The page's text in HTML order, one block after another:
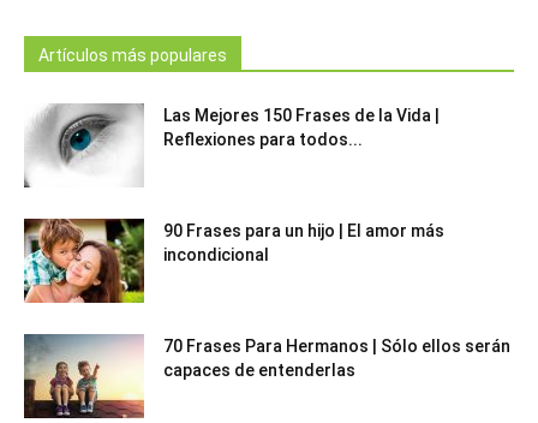
Artículos más populares
Las Mejores 150 Frases de la Vida |
Reflexiones para todos...
90 Frases para un hijo | El amor más
incondicional
70 Frases Para Hermanos | Sólo ellos serán
capaces de entenderlas